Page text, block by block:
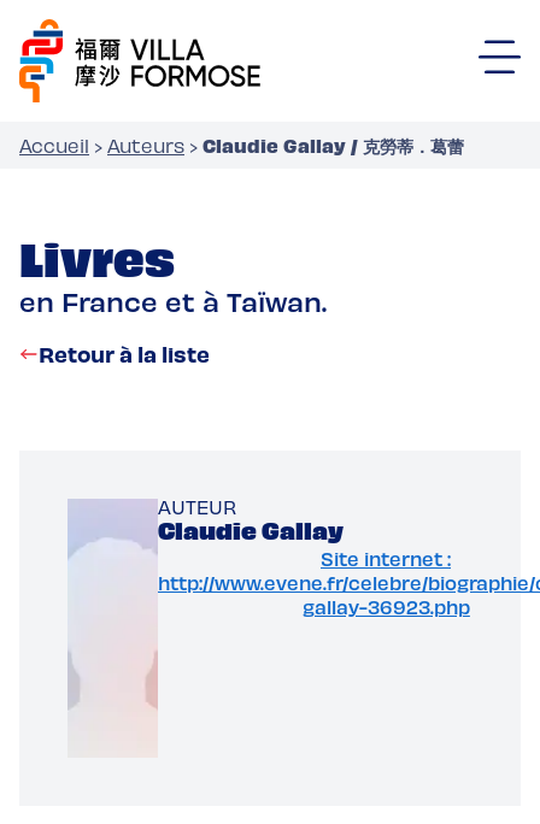
Accueil › Auteurs › Claudie Gallay / 克勞蒂．葛蕾
Livres
en France et à Taïwan.
Retour à la liste
AUTEUR
Claudie Gallay
Site internet :
http://www.evene.fr/celebre/
gallay-36923.php